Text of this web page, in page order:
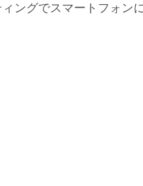
ングでスマートフォン